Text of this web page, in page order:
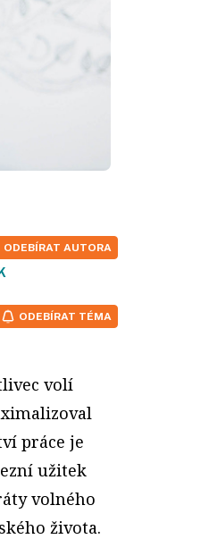
ODEBÍRAT AUTORA
ODEBÍRAT TÉMA
volí
práce je
užitek
volného
života.